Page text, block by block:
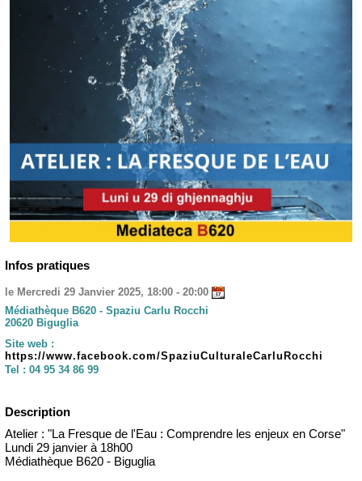
Infos pratiques
le Mercredi 29 Janvier 2025, 18:00 - 20:00
Médiathèque B620 - Spaziu Carlu Rocchi
20620 Biguglia
Site web :
https://www.facebook.com/SpaziuCulturaleCarluRocchi
Tel : 04 95 34 86 99
Description
Atelier : "La Fresque de l'Eau : Comprendre les enjeux en Corse"
Lundi 29 janvier à 18h00
Médiathèque B620 - Biguglia